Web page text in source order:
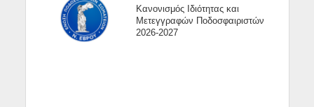
Κανονισμός Ιδιότητας και
Μετεγγραφών Ποδοσφαιριστών
2026-2027